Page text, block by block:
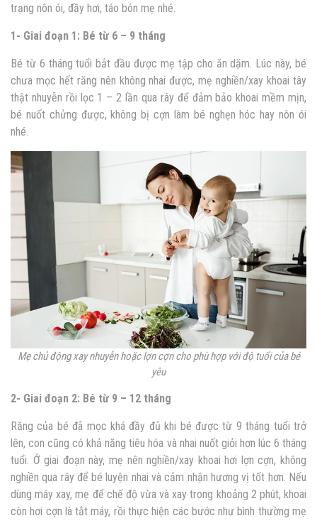
trạng nôn ói, đầy hơi, táo bón mẹ nhé.
1- Giai đoạn 1: Bé từ 6 – 9 tháng
Bé từ 6 tháng tuổi bắt đầu được mẹ tập cho ăn dặm. Lúc này, bé
chưa mọc hết răng nên không nhai được, mẹ nghiền/xay khoai tây
thật nhuyễn rồi lọc 1 – 2 lần qua rây để đảm bảo khoai mềm mịn,
bé nuốt chửng được, không bị cợn làm bé nghẹn hóc hay nôn ói
nhé.
Mẹ chủ động xay nhuyễn hoặc lợn cợn cho phù hợp với độ tuổi của bé
yêu
2- Giai đoạn 2: Bé từ 9 – 12 tháng
Răng của bé đã mọc khá đầy đủ khi bé được từ 9 tháng tuổi trở
lên, con cũng có khả năng tiêu hóa và nhai nuốt giỏi hơn lúc 6 tháng
tuổi. Ở giai đoạn này, mẹ nên nghiền/xay khoai hơi lợn cợn, không
nghiền qua rây để bé luyện nhai và cảm nhận hương vị tốt hơn. Nếu
dùng máy xay, mẹ để chế độ vừa và xay trong khoảng 2 phút, khoai
còn hơi cợn là tắt máy, rồi thực hiện các bước như bình thường mẹ